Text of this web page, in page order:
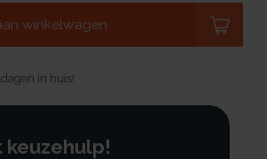
winkelwagen
in huis!
keuzehulp!